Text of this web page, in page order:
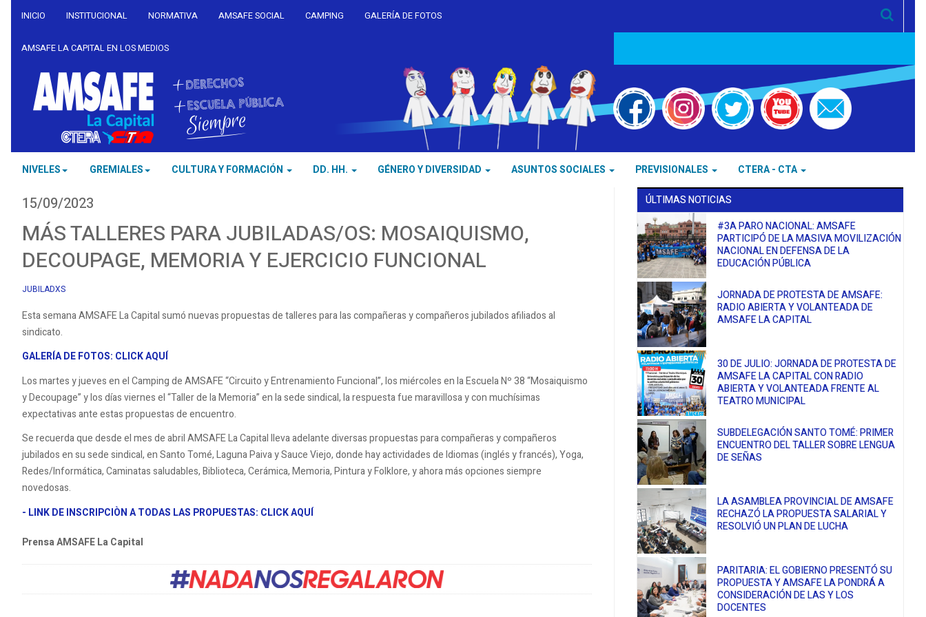
INICIO INSTITUCIONAL NORMATIVA AMSAFE SOCIAL CAMPING GALERÍA DE FOTOS
AMSAFE LA CAPITAL EN LOS MEDIOS
NIVELES GREMIALES CULTURA Y FORMACIÓN DD. HH. GÉNERO Y DIVERSIDAD ASUNTOS SOCIALES PREVISIONALES CTERA - CTA
15/09/2023
MÁS TALLERES PARA JUBILADAS/OS: MOSAIQUISMO,
DECOUPAGE, MEMORIA Y EJERCICIO FUNCIONAL
JUBILADXS
Esta semana AMSAFE La Capital sumó nuevas propuestas de talleres para las compañeras y compañeros jubilados afiliados al
sindicato.
GALERÍA DE FOTOS: CLICK AQUÍ
Los martes y jueves en el Camping de AMSAFE “Circuito y Entrenamiento Funcional”, los miércoles en la Escuela Nº 38 “Mosaiquismo
y Decoupage” y los días viernes el “Taller de la Memoria” en la sede sindical, la respuesta fue maravillosa y con muchísimas
expectativas ante estas propuestas de encuentro.
Se recuerda que desde el mes de abril AMSAFE La Capital lleva adelante diversas propuestas para compañeras y compañeros
jubilados en su sede sindical, en Santo Tomé, Laguna Paiva y Sauce Viejo, donde hay actividades de Idiomas (inglés y francés), Yoga,
Redes/Informática, Caminatas saludables, Biblioteca, Cerámica, Memoria, Pintura y Folklore, y ahora más opciones siempre
novedosas.
- LINK DE INSCRIPCIÒN A TODAS LAS PROPUESTAS: CLICK AQUÍ
Prensa AMSAFE La Capital
ÚLTIMAS NOTICIAS
#3A PARO NACIONAL: AMSAFE
PARTICIPÓ DE LA MASIVA MOVILIZACIÓN
NACIONAL EN DEFENSA DE LA
EDUCACIÓN PÚBLICA
JORNADA DE PROTESTA DE AMSAFE:
RADIO ABIERTA Y VOLANTEADA DE
AMSAFE LA CAPITAL
30 DE JULIO: JORNADA DE PROTESTA DE
AMSAFE LA CAPITAL CON RADIO
ABIERTA Y VOLANTEADA FRENTE AL
TEATRO MUNICIPAL
SUBDELEGACIÓN SANTO TOMÉ: PRIMER
ENCUENTRO DEL TALLER SOBRE LENGUA
DE SEÑAS
LA ASAMBLEA PROVINCIAL DE AMSAFE
RECHAZÓ LA PROPUESTA SALARIAL Y
RESOLVIÓ UN PLAN DE LUCHA
PARITARIA: EL GOBIERNO PRESENTÓ SU
PROPUESTA Y AMSAFE LA PONDRÁ A
CONSIDERACIÓN DE LAS Y LOS
DOCENTES